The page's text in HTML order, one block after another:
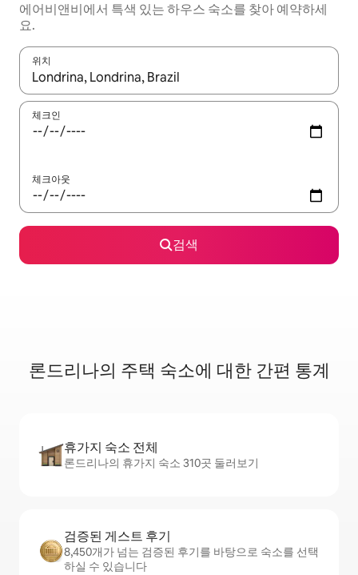
에어비앤비에서 특색 있는 하우스 숙소를 찾아 예약하세
요.
위치
결과가 나오면 위·아래 화살표 키를 사용하거나 터치 또는 스와이
체크인
체크아웃
검색
론드리나의 주택 숙소에 대한 간편 통계
휴가지 숙소 전체
론드리나의 휴가지 숙소 310곳 둘러보기
검증된 게스트 후기
8,450개가 넘는 검증된 후기를 바탕으로 숙소를 선택
하실 수 있습니다